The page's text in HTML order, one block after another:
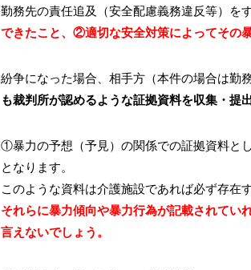
勤務先の責任追及（安全配慮義務違反等）を
できたこと、②適切な安全対策によってその
紛争になった場合、相手方（本件の場合は勤
も裁判所が認めるような証拠資料を収集・提
①暴力の予想（予見）の関係での証拠資料とし
となります。
このような資料は介護施設であれば必ず存在
それらに暴力傾向や暴力行為が記載されてい
言えないでしょう。